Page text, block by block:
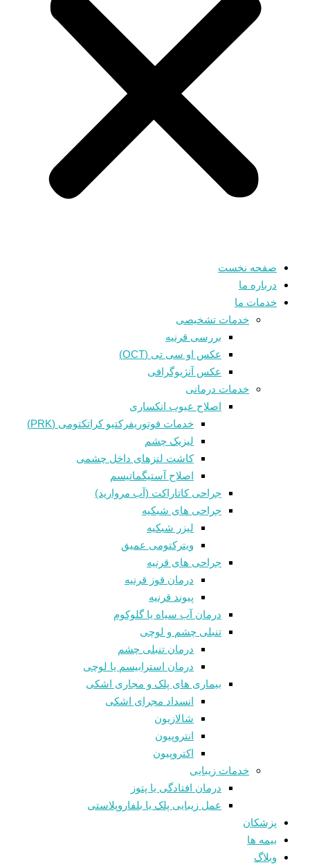
صفحه نخست
درباره ما
خدمات ما
خدمات تشخیصی
بررسی قرنیه
عکس او سی تی (OCT)
عکس آنژیوگرافی
خدمات درمانی
اصلاح عیوب انکساری
خدمات فوتوريفرکتيو کراتکتومی (PRK)
لیزیک چشم
کاشت لنزهای داخل چشمی
اصلاح آستیگماتیسم
جراحی کاتاراکت (آب مروارید)
جراحی های شبکیه
لیزر شبکیه
ویترکتومی عمیق
جراحی های قرنیه
درمان قوز قرنيه
پیوند قرنیه
درمان آب سیاه یا گلوکوم
تنبلی چشم و لوچی
درمان تنبلی چشم
درمان استرابیسم یا لوچی
بیماری های پلک و مجاری اشکی
انسداد مجرای اشکی
شالازيون
انتروپیون
اکتروپیون
خدمات زیبایی
درمان افتادگی یا پتوز
عمل زیبایی پلک یا بلفاروپلاستی
پزشکان
بیمه ها
وبلاگ